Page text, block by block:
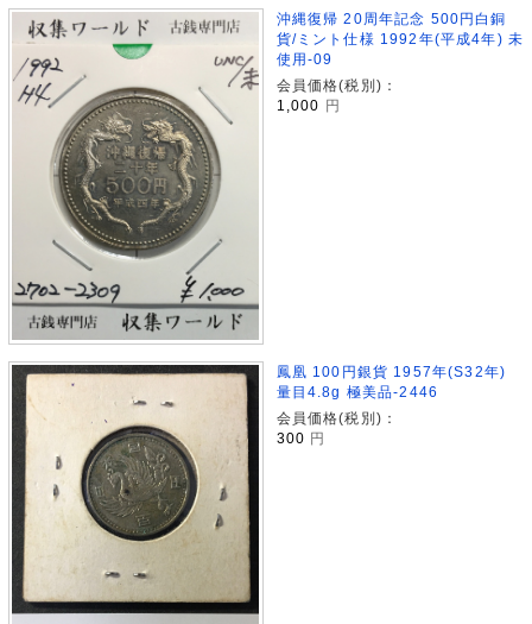
沖縄復帰 20周年記念 500円白銅
貨/ミント仕様 1992年(平成4年) 未
使用-09
会員価格(税別)：
1,000 円
鳳凰 100円銀貨 1957年(S32年)
量目4.8g 極美品-2446
会員価格(税別)：
300 円